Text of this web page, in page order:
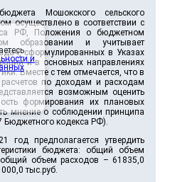
Мошокского сельского
осуществлено в соответствии с
РФ, Положения о бюджетном
образовании и учитывает
сформулированных в Указах
и в основных направлениях
Вместе с тем отмечается, что в
по доходам и расходам
возможным оценить
формирования их плановых
мнение о соблюдении принципа
Бюджетного кодекса РФ).
год предполагается утвердить
бюджета: общий объем
объем расходов – 61835,0
тыс.руб.
и